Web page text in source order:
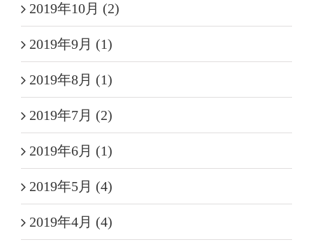
2019年10月 (2)
2019年9月 (1)
2019年8月 (1)
2019年7月 (2)
2019年6月 (1)
2019年5月 (4)
2019年4月 (4)